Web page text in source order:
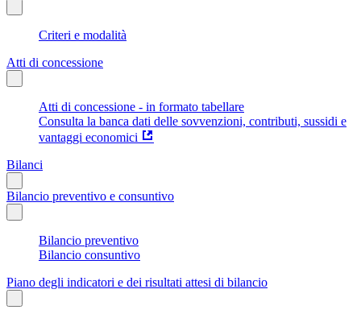
Criteri e modalità
Atti di concessione
Atti di concessione - in formato tabellare
Consulta la banca dati delle sovvenzioni, contributi, sussidi e
vantaggi economici
Bilanci
Bilancio preventivo e consuntivo
Bilancio preventivo
Bilancio consuntivo
Piano degli indicatori e dei risultati attesi di bilancio